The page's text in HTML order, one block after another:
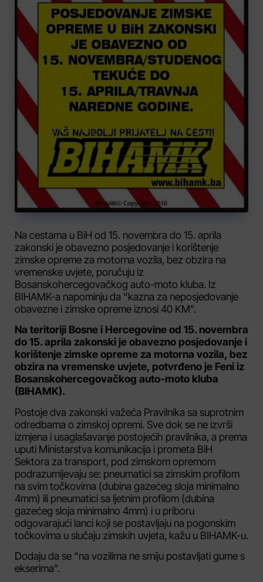
Na cestama u BiH od 15. novembra do 15. aprila
zakonski je obavezno posjedovanje i korištenje
zimske opreme za motorna vozila, bez obzira na
vremenske uvjete, poručuju iz
Bosanskohercegovačkog auto-moto kluba. Iz
BIHAMK-a napominju da “kazna za neposjedovanje
obavezne i zimske opreme iznosi 40 KM”.
Na teritoriji Bosne i Hercegovine od 15. novembra
do 15. aprila zakonski je obavezno posjedovanje i
korištenje zimske opreme za motorna vozila, bez
obzira na vremenske uvjete, potvrđeno je Feni iz
Bosanskohercegovačkog auto-moto kluba
(BIHAMK).
Postoje dva zakonski važeća Pravilnika sa suprotnim
odredbama o zimskoj opremi. Sve dok se ne izvrši
izmjena i usaglašavanje postojećih pravilnika, a prema
uputi Ministarstva komunikacija i prometa BiH
Sektora za transport, pod zimskom opremom
podrazumijevaju se: pneumatici sa zimskim profilom
na svim točkovima (dubina gazećeg sloja minimalno
4mm) ili pneumatici sa ljetnim profilom (dubina
gazećeg sloja minimalno 4mm) i u priboru
odgovarajući lanci koji se postavljaju na pogonskim
točkovima u slučaju zimskih uvjeta, kažu u BIHAMK-u.
Dodaju da se “na vozilima ne smiju postavljati gume s
ekserima”.